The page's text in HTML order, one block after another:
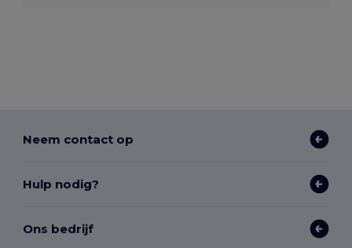
Neem contact op
Hulp nodig?
Ons bedrijf